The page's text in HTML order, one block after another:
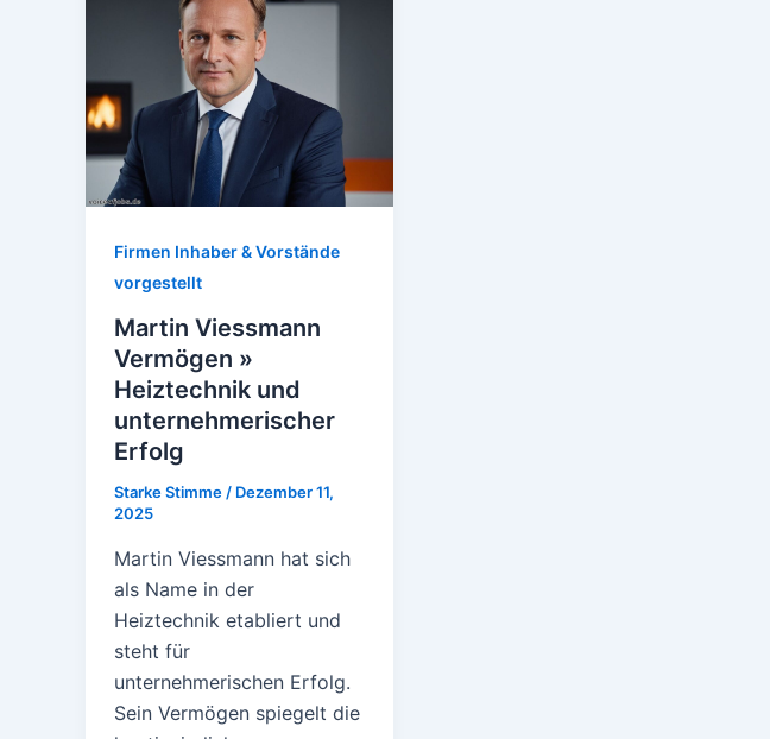
Firmen Inhaber & Vorstände
vorgestellt
Martin Viessmann
Vermögen »
Heiztechnik und
unternehmerischer
Erfolg
Starke Stimme / Dezember 11,
2025
Martin Viessmann hat sich
als Name in der
Heiztechnik etabliert und
steht für
unternehmerischen Erfolg.
Sein Vermögen spiegelt die